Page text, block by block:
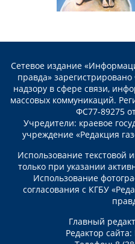
Сетевое издание
правда»
надзору в сфере связи,
массовых коммуникаций.
ФС77-89275
Учредители: краевое
учреждение «Редакция
Использование текстовой
только при указании
Использование
согласования с КГБУ
Главный
Редактор